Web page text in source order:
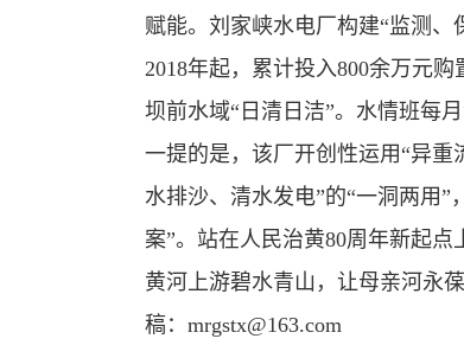
赋能。刘家峡水电厂构建“监测
2018年起，累计投入800余万元
坝前水域“日清日洁”。水情班每
一提的是，该厂开创性运用“异
水排沙、清水发电”的“一洞两用
案”。站在人民治黄80周年新起
黄河上游碧水青山，让母亲河永
稿：mrgstx@163.com